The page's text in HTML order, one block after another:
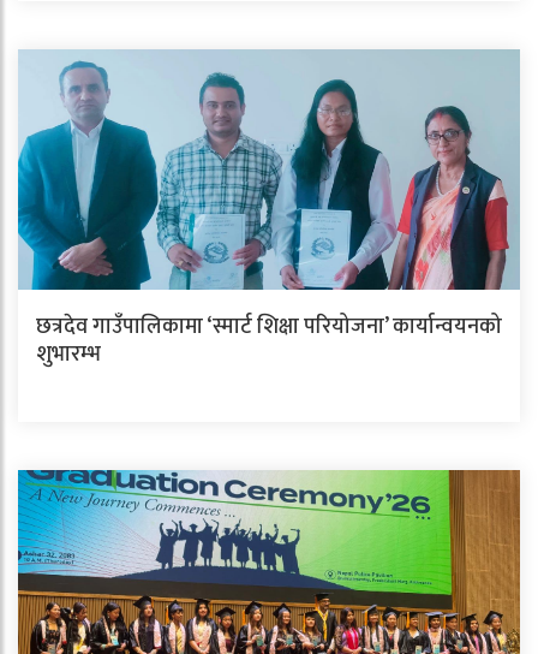
छत्रदेव गाउँपालिकामा ‘स्मार्ट शिक्षा परियोजना’ कार्यान्वयनको
शुभारम्भ